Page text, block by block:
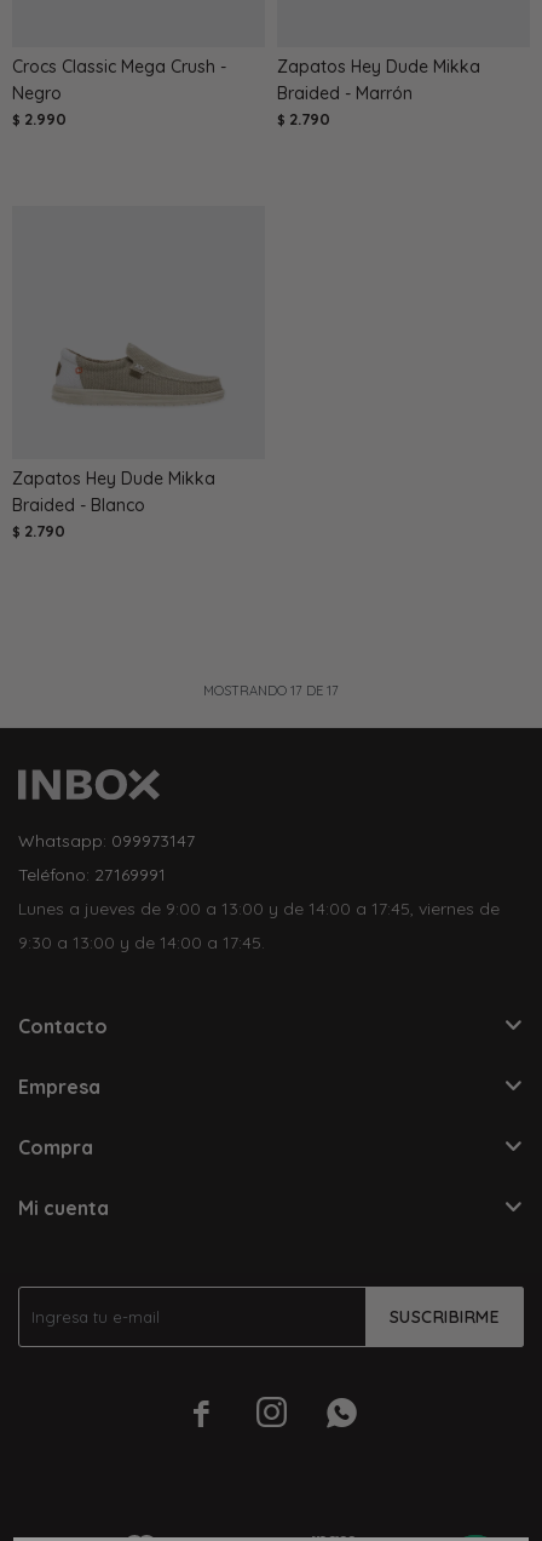
Crocs Classic Mega Crush -
Negro
$ 2.990
Zapatos Hey Dude Mikka
Braided - Marrón
$ 2.790
Zapatos Hey Dude Mikka
Braided - Blanco
$ 2.790
MOSTRANDO 17 DE 17
SUSCRIBIRME
  
Whatsapp: 099973147
Teléfono: 27169991
Lunes a jueves de 9:00 a 13:00 y de 14:00 a 17:45, viernes de
9:30 a 13:00 y de 14:00 a 17:45.
Contacto
Empresa
Compra
Mi cuenta